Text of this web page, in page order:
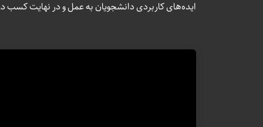
ایده‌های کاربردی دانشجویان به عمل و در نهایت کسب